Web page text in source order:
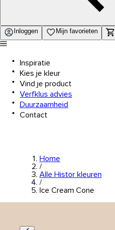
Inloggen Mijn favorieten
Inspiratie
Kies je kleur
Vind je product
Verfklus advies
Duurzaamheid
Contact
Home
/
Alle Histor kleuren
/
Ice Cream Cone